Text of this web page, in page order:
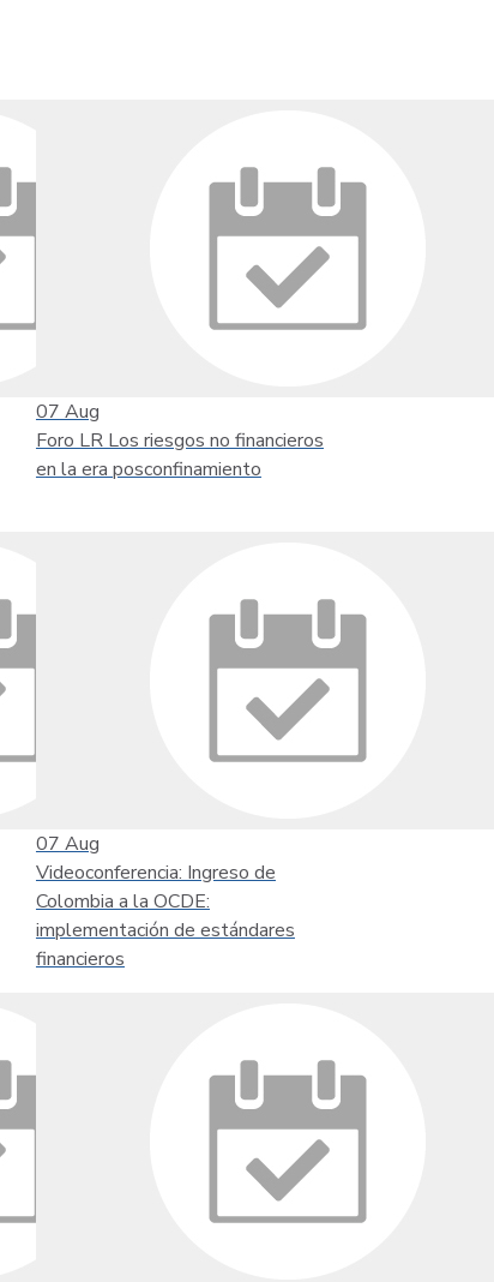
07 Aug
Foro LR Los riesgos no financieros
en la era posconfinamiento
07 Aug
Videoconferencia: Ingreso de
Colombia a la OCDE:
implementación de estándares
financieros